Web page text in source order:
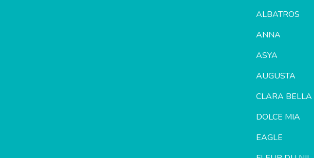
ALBATROS
ANNA
ASYA
AUGUSTA
CLARA BELLA
DOLCE MIA
EAGLE